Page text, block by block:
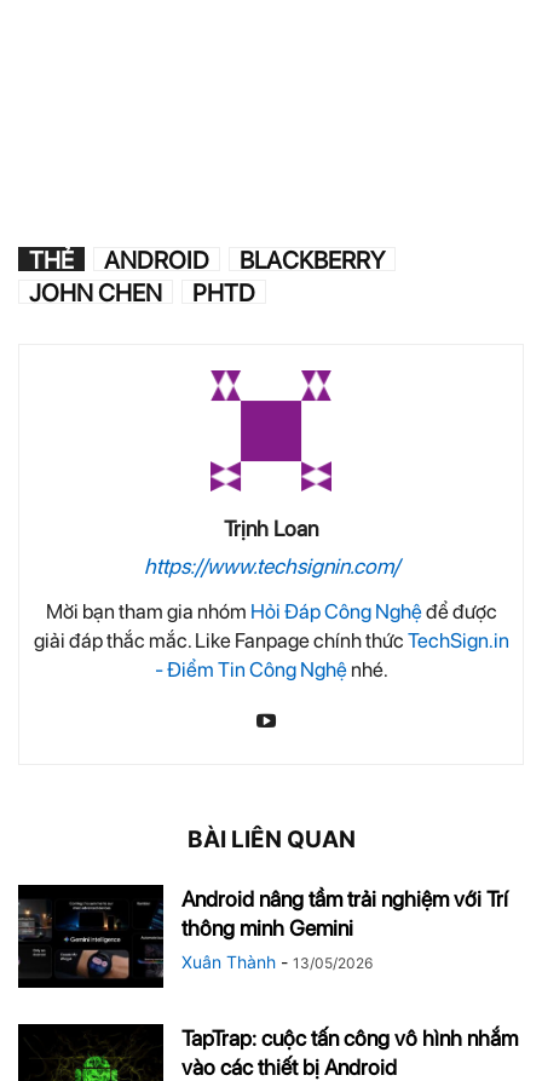
THẺ ANDROID
BLACKBERRY
JOHN CHEN
PHTD
Trịnh Loan
https://www.techsignin.com/
Mời bạn tham gia nhóm Hỏi Đáp Công Nghệđể được
giải đáp thắc mắc. Like Fanpage chính thức TechSign.in
- Điểm Tin Công Nghệnhé.
BÀI LIÊN QUAN
Android nâng tầm trải nghiệm với Trí
thông minh Gemini
Xuân Thành - 13/05/2026
TapTrap: cuộc tấn công vô hình nhắm
vào các thiết bị Android